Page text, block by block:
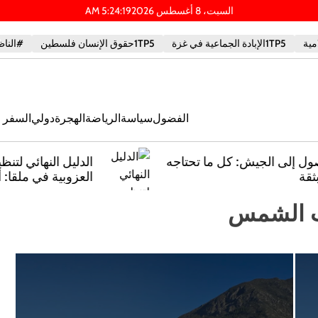
السبت، 8 أغسطس 2026 5:24:20
AM
1TP5الإبادة الجماعية في غزة 1TP5حقوق الإنسان فلسطين
الفضولسياسة الرياضة الهجرةدولي السفر
الدليل النهائي لتنظيم حفلات توديع
العزوبية في ملقا: أفكار مبتكرة وخطط
الشمس